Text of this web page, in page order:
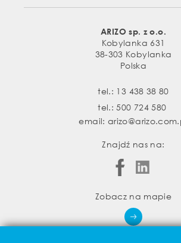
ARIZO sp. z o.o.
Kobylanka 631
38-303 Kobylanka
Polska
tel.: 13 438 38 80
tel.:500 724 580
email:
Znajdź nas na:
Zobacz na mapie